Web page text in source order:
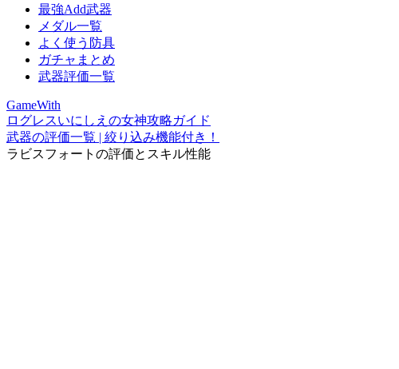
最強Add武器
メダル一覧
よく使う防具
ガチャまとめ
武器評価一覧
GameWith
ログレスいにしえの女神攻略ガイド
武器の評価一覧 | 絞り込み機能付き！
ラビスフォートの評価とスキル性能